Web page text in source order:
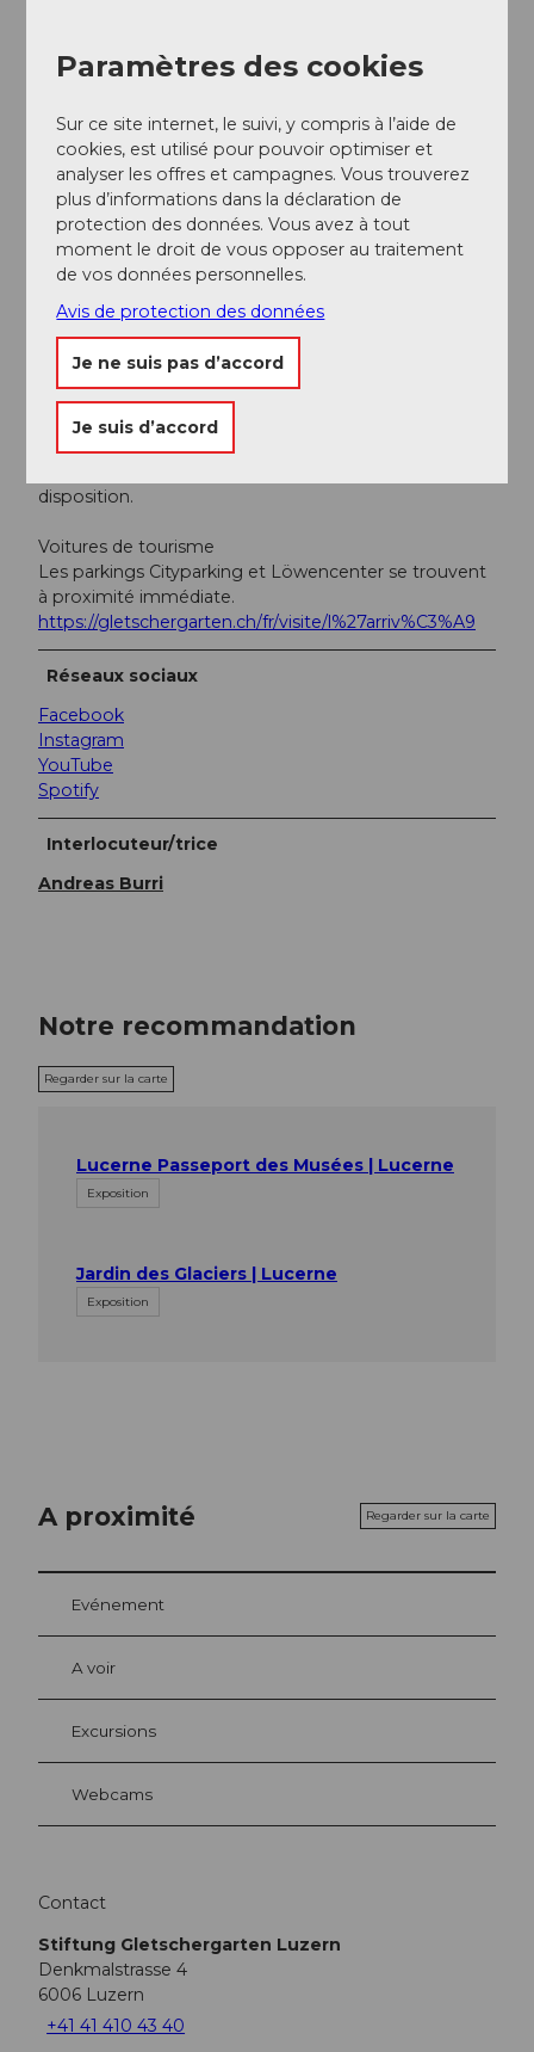
trouvent dans le bistrot Salwideli et dans le Sandstein-
Pavillon.
Arrivée et stationnement
Le Jardin des Glaciers se trouve juste à côté du
Monument du Lion dans la ville de Lucerne.
A pied
Depuis la gare et la vieille ville, le but est accessible en
En bus
Les lignes de bus 1 ou 19 partent de la gare et
s'arrêtent à la Löwenplatz.
Cars de tourisme
disposition.
Voitures de tourisme
Les parkings Cityparking et Löwencenter se trouvent
à proximité immédiate.
https://gletschergarten.ch/fr/visite/l%27arriv%C3%A9
Réseaux sociaux
Facebook
Instagram
YouTube
Spotify
Interlocuteur/trice
Andreas Burri
Notre recommandation
Regarder sur la carte
Lucerne Passeport des Musées | Lucerne
Exposition
Jardin des Glaciers | Lucerne
Exposition
A proximité Regarder sur la carte
Evénement
A voir
Excursions
Webcams
Contact
Stiftung Gletschergarten Luzern
Denkmalstrasse 4
6006 Luzern
+41 41 410 43 40
Paramètres des cookies
Sur ce site internet, le suivi, y compris à l’aide de
cookies, est utilisé pour pouvoir optimiser et
analyser les offres et campagnes. Vous trouverez
plus d’informations dans la déclaration de
protection des données. Vous avez à tout
moment le droit de vous opposer au traitement
de vos données personnelles.
Avis de protection des données
Je ne suis pas d’accord
Je suis d’accord